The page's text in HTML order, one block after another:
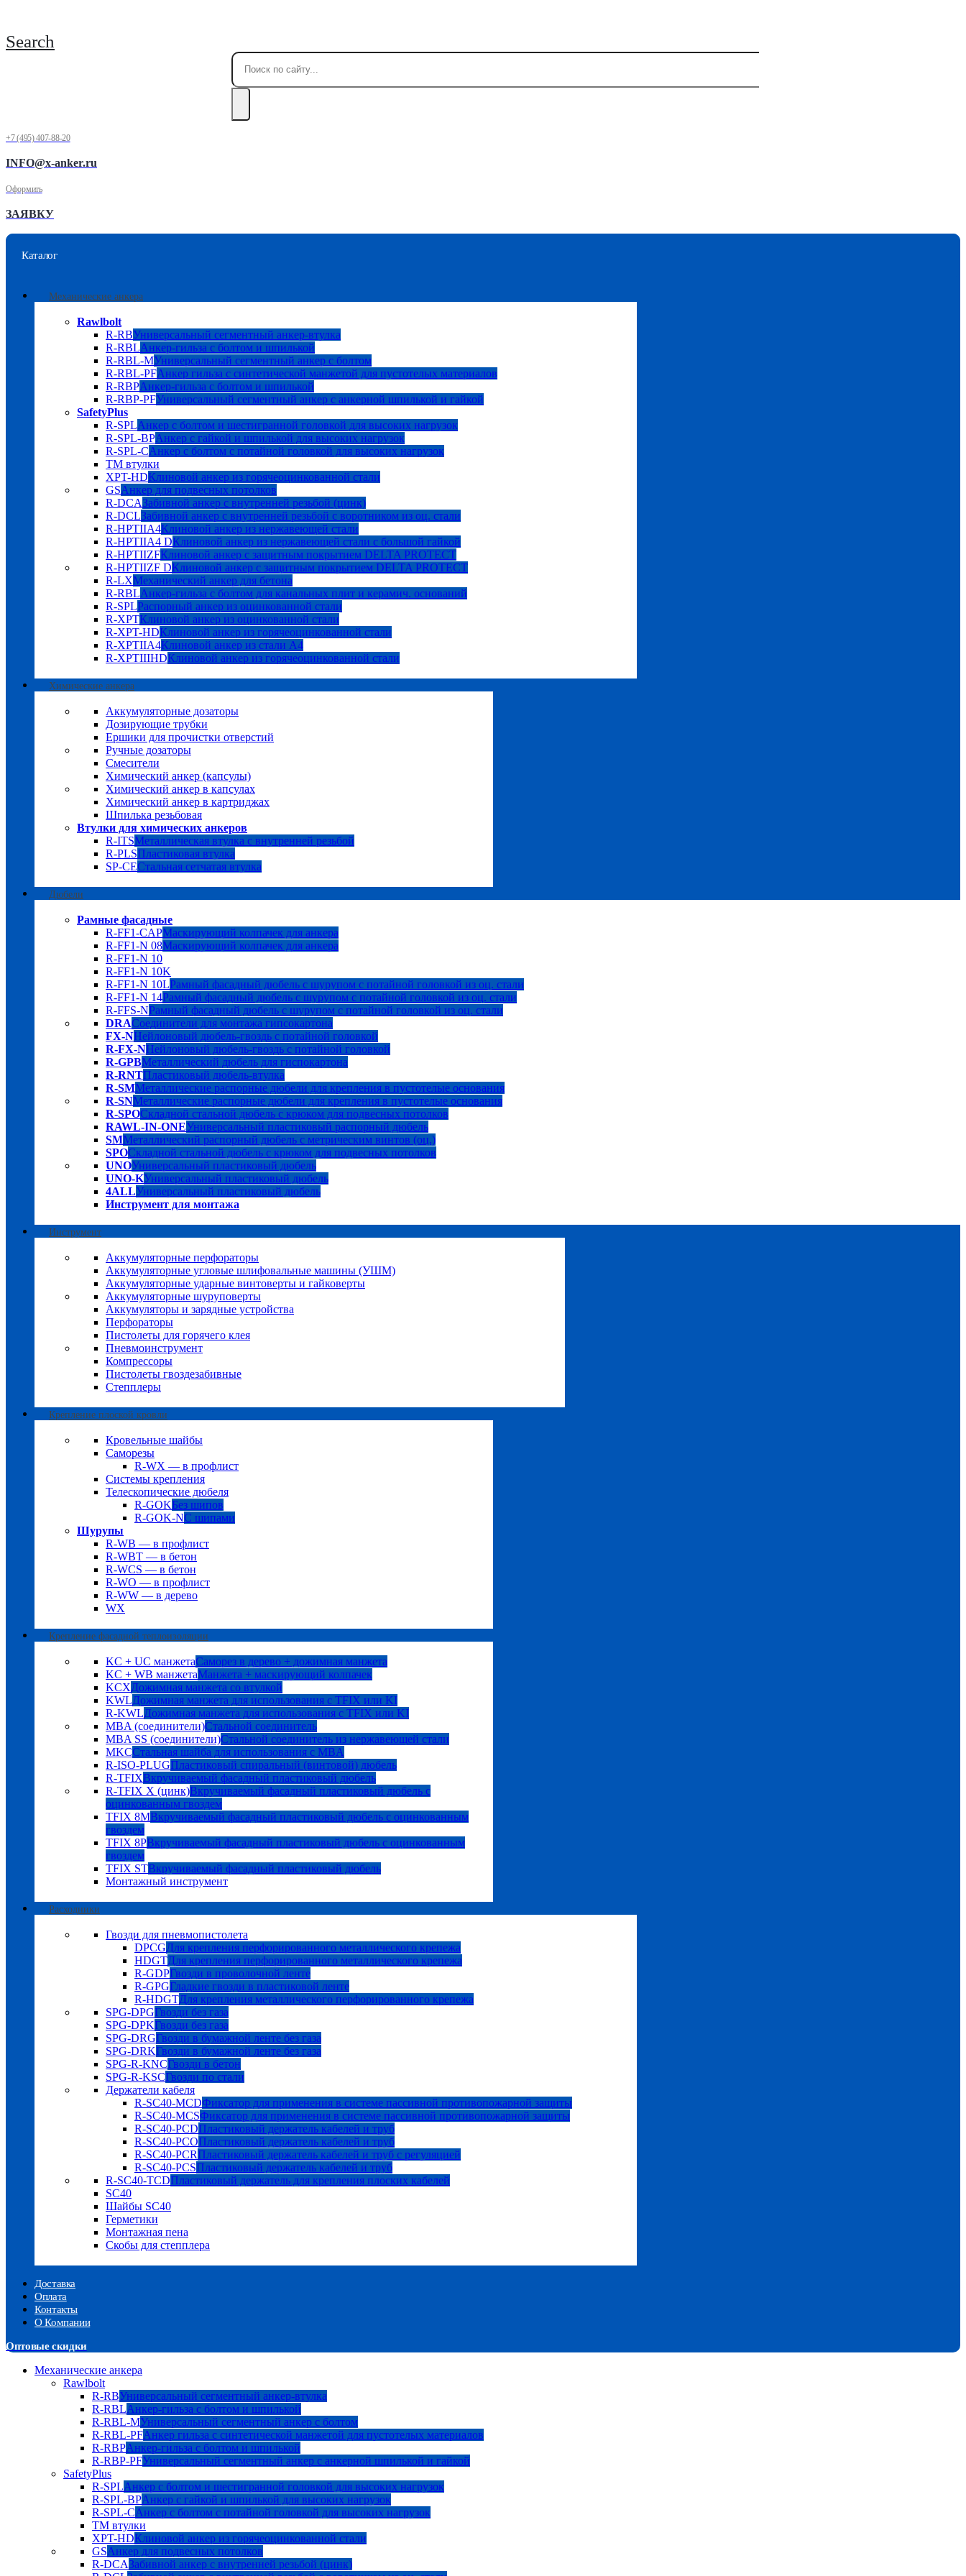
Search
+7 (495) 407-88-20
INFO@x-anker.ru
Оформить
ЗАЯВКУ
Каталог
Механические анкера
Rawlbolt
R-RBУниверсальный сегментный анкер-втулка
R-RBLАнкер-гильза с болтом и шпилькой
R-RBL-MУниверсальный сегментный анкер с болтом
R-RBL-PFАнкер гильза с синтетической манжетой для пустотелых материалов
R-RBPАнкер-гильза с болтом и шпилькой
R-RBP-PFУниверсальный сегментный анкер с анкерной шпилькой и гайкой
SafetyPlus
R-SPLАнкер с болтом и шестигранной головкой для высоких нагрузок
R-SPL-BPАнкер с гайкой и шпилькой для высоких нагрузок
R-SPL-CАнкер с болтом с потайной головкой для высоких нагрузок
TM втулки
XPT-HDКлиновой анкер из горячеоцинкованной стали
GSАнкер для подвесных потолков
R-DCAЗабивной анкер с внутренней резьбой (цинк)
R-DCLЗабивной анкер с внутренней резьбой с воротником из оц. стали
R-HPTIIA4Клиновой анкер из нержавеющей стали
R-HPTIIA4 DКлиновой анкер из нержавеющей стали с большой гайкой
R-HPTIIZFКлиновой анкер с защитным покрытием DELTA PROTECT
R-HPTIIZF DКлиновой анкер с защитным покрытием DELTA PROTECT
R-LXМеханический анкер для бетона
R-RBLАнкер-гильза с болтом для канальных плит и керамич. оснований
R-SPLРаспорный анкер из оцинкованной стали
R-XPTКлиновой анкер из оцинкованной стали
R-XPT-HDКлиновой анкер из горячеоцинкованной стали
R-XPTIIA4Клиновой анкер из стали А4
R-XPTIIIHDКлиновой анкер из горячеоцинкованной стали
Химические анкера
Аккумуляторные дозаторы
Дозирующие трубки
Ершики для прочистки отверстий
Ручные дозаторы
Смесители
Химический анкер (капсулы)
Химический анкер в капсулах
Химический анкер в картриджах
Шпилька резьбовая
Втулки для химических анкеров
R-ITSМеталлическая втулка с внутренней резьбой
R-PLSПластиковая втулка
SP-CEСтальная сетчатая втулка
Дюбели
Рамные фасадные
R-FF1-CAPМаскирующий колпачек для анкера
R-FF1-N 08Маскирующий колпачек для анкера
R-FF1-N 10
R-FF1-N 10K
R-FF1-N 10LРамный фасадный дюбель с шурупом с потайной головкой из оц. стали
R-FF1-N 14Рамный фасадный дюбель с шурупом с потайной головкой из оц. стали
R-FFS-NРамный фасадный дюбель с шурупом с потайной головкой из оц. стали
DRAСоединители для монтажа гипсокартона
FX-NНейлоновый дюбель-гвоздь с потайной головкой
R-FX-NНейлоновый дюбель-гвоздь с потайной головкой
R-GPBМеталлический дюбель для гиспокартона
R-RNTПластиковый дюбель-втулка
R-SMМеталлические распорные дюбели для крепления в пустотелые основания
R-SNМеталлические распорные дюбели для крепления в пустотелые основания
R-SPOСкладной стальной дюбель с крюком для подвесных потолков
RAWL-IN-ONEУниверсальный пластиковый распорный дюбель
SMМеталлический распорный дюбель с метрическим винтов (оц.)
SPOСкладной стальной дюбель с крюком для подвесных потолков
UNOУниверсальный пластиковый дюбель
UNO-KУниверсальный пластиковый дюбель
4ALLУниверсальный пластиковый дюбель
Инструмент для монтажа
Инструмент
Аккумуляторные перфораторы
Аккумуляторные угловые шлифовальные машины (УШМ)
Аккумуляторные ударные винтоверты и гайковерты
Аккумуляторные шуруповерты
Аккумуляторы и зарядные устройства
Перфораторы
Пистолеты для горячего клея
Пневмоинструмент
Компрессоры
Пистолеты гвоздезабивные
Степплеры
Крепление плоской кровли
Кровельные шайбы
Саморезы
R-WX — в профлист
Системы крепления
Телескопические дюбеля
R-GOKБез шипов
R-GOK-NС шипами
Шурупы
R-WB — в профлист
R-WBT — в бетон
R-WCS — в бетон
R-WO — в профлист
R-WW — в дерево
WX
Крепление фасадной теплоизоляции
KC + UC манжетаСаморез в дерево + дожимная манжета
KC + WB манжетаМанжета + маскирующий колпачек
KCXДожимная манжета со втулкой
KWLДожимная манжета для использования с TFIX или KI
R-KWLДожимная манжета для использования с TFIX или KI
MBA (соединители)Стальной соединитель
MBA SS (соединители)Стальной соединитель из нержавеющей стали
MKCСтальная шайба для использования с MBA
R-ISO-PLUGПластиковый спиральный (винтовой) дюбель
R-TFIXВкручиваемый фасадный пластиковый дюбель
R-TFIX X (цинк)Вкручиваемый фасадный пластиковый дюбель с
оцинкованным гвоздем
TFIX 8MВкручиваемый фасадный пластиковый дюбель с оцинкованным
гвоздем
TFIX 8PВкручиваемый фасадный пластиковый дюбель с оцинкованным
гвоздем
TFIX STВкручиваемый фасадный пластиковый дюбель
Монтажный инструмент
Расходники
Гвозди для пневмопистолета
DPCGДля крепления перфорированного металлического крепежа
HDGTДля крепления перфорированного металлического крепежа
R-GDPГвозди в проволочной ленте
R-GPGГладкие гвозди в пластиковой ленте
R-HDGTДля крепления металлического перфорированного крепежа
SPG-DPGГвозди без газа
SPG-DPKГвозди без газа
SPG-DRGГвозди в бумажной ленте без газа
SPG-DRKГвозди в бумажной ленте без газа
SPG-R-KNCГвозди в бетон
SPG-R-KSCГвозди по стали
Держатели кабеля
R-SC40-MCDФиксатор для применения в системе пассивной противопожарной защиты
R-SC40-MCSФиксатор для применения в системе пассивной противопожарной защиты
R-SC40-PCDПластиковый держатель кабелей и труб
R-SC40-PCOПластиковый держатель кабелей и труб
R-SC40-PCRПластиковый держатель кабелей и труб с регуляцией
R-SC40-PCSПластиковый держатель кабелей и труб
R-SC40-TCDПластиковый держатель для крепления плоских кабелей
SC40
Шайбы SC40
Герметики
Монтажная пена
Скобы для степплера
Доставка
Оплата
Контакты
О Компании
Оптовые скидки
Механические анкера
Rawlbolt
R-RBУниверсальный сегментный анкер-втулка
R-RBLАнкер-гильза с болтом и шпилькой
R-RBL-MУниверсальный сегментный анкер с болтом
R-RBL-PFАнкер гильза с синтетической манжетой для пустотелых материалов
R-RBPАнкер-гильза с болтом и шпилькой
R-RBP-PFУниверсальный сегментный анкер с анкерной шпилькой и гайкой
SafetyPlus
R-SPLАнкер с болтом и шестигранной головкой для высоких нагрузок
R-SPL-BPАнкер с гайкой и шпилькой для высоких нагрузок
R-SPL-CАнкер с болтом с потайной головкой для высоких нагрузок
TM втулки
XPT-HDКлиновой анкер из горячеоцинкованной стали
GSАнкер для подвесных потолков
R-DCAЗабивной анкер с внутренней резьбой (цинк)